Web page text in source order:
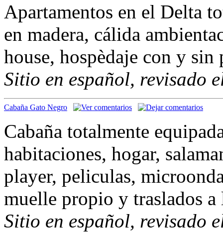
Apartamentos en el Delta
en madera, cálida
house, hospèdaje con y sin
Sitio en español, revisado
Cabaña Gato Negro
Cabaña totalmente
habitaciones, hogar,
player, peliculas,
muelle propio y traslados a
Sitio en español, revisado